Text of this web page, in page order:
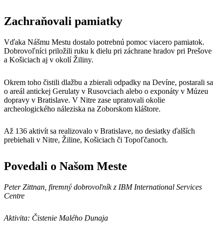
Zachraňovali pamiatky
Vďaka Nášmu Mestu dostalo potrebnú pomoc viacero pamiatok.
Dobrovoľníci priložili ruku k dielu pri záchrane hradov pri Prešove
a Košiciach aj v okolí Žiliny.
Okrem toho čistili dlažbu a zbierali odpadky na Devíne, postarali sa
o areál antickej Gerulaty v Rusovciach alebo o exponáty v Múzeu
dopravy v Bratislave. V Nitre zase upratovali okolie
archeologického náleziska na Zoborskom kláštore.
Až 136 aktivít sa realizovalo v Bratislave, no desiatky ďalších
prebiehali v Nitre, Žiline, Košiciach či Topoľčanoch.
Povedali o Našom Meste
Peter Zittnan, firemný dobrovoľník z IBM International Services
Centre
Aktivita: Čistenie Malého Dunaja